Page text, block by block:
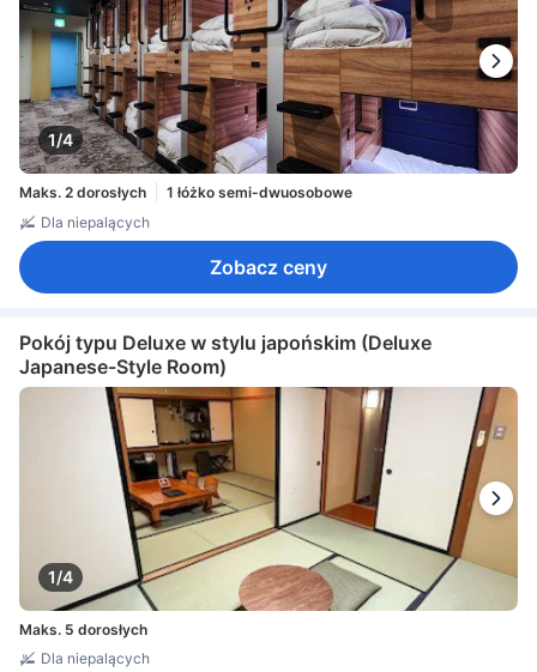
1/4
Maks. 2 dorosłych
1 łóżko semi-dwuosobowe
Dla niepalących
Zobacz ceny
Pokój typu Deluxe w stylu japońskim (Deluxe
Japanese-Style Room)
1/4
Maks. 5 dorosłych
Dla niepalących